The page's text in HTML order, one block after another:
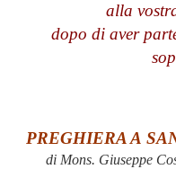
alla
dopo di aver
PREGHIERA A
di Mons. Giuseppe